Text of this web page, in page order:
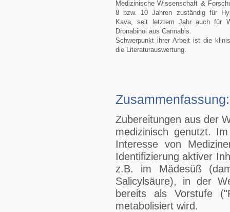
Medizinische Wissenschaft &
8 bzw. 10 Jahren zuständig für
Kava, seit letztem Jahr auch für
Dronabinol aus Cannabis.
Schwerpunkt ihrer Arbeit ist die
die Literaturauswertung.
Zusammenfassung:
Zubereitungen aus der
medizinisch genutzt.
Interesse von
Identifizierung aktiver
z.B. im Mädesüß
Salicylsäure), in der
bereits als Vorstufe
metabolisiert wird.